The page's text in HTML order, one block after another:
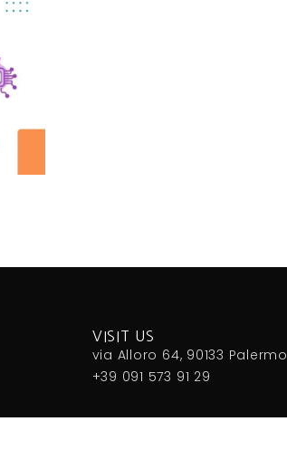
VISIT US
via Alloro 64, 90133 Palermo
+39 091 573 91 29